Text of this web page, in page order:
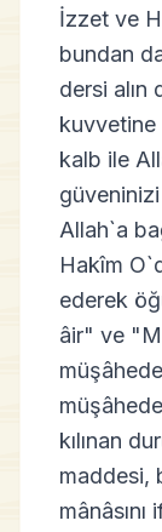
İzzet ve
bundan
dersi alın
kuvvetine
kalb ile
Allah`a
Hakîm
ederek
âir" ve
kılınan
maddesi,